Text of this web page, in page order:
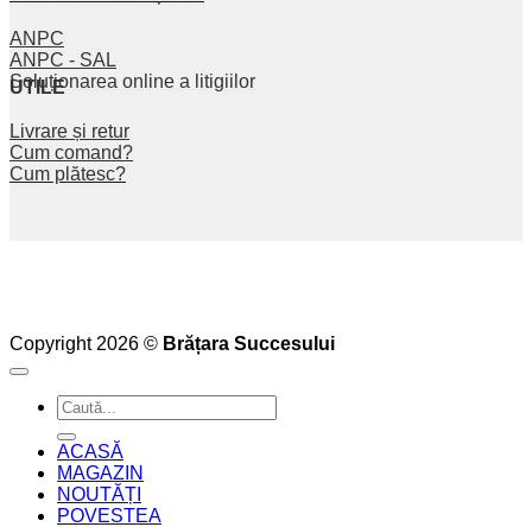
ANPC
ANPC - SAL
Soluționarea online a litigiilor
UTILE
Livrare și retur
Cum comand?
Cum plătesc?
Copyright 2026 © Brățara Succesului
Caută
după:
ACASĂ
MAGAZIN
NOUTĂȚI
POVESTEA